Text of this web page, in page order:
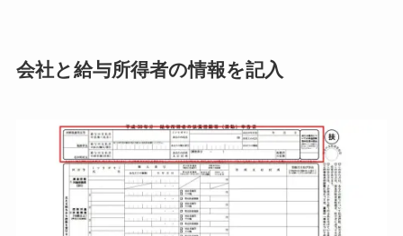
会社と給与所得者の情報を記入